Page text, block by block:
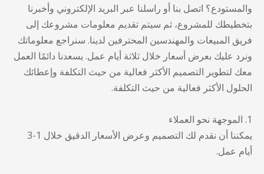
والمستودع؟ اتصل بنا أو راسلنا عبر البريد الإلكتروني وأخبرنا
بتخطيطك للمشروع، ثم سيتم تقديم معلومات مشروعك إلى
فريق المبيعات والمهندسين المحترفين لدينا. سنراجع معلوماتك
ونرد عليك بعرض أسعار خلال ثلاثة أيام عمل. يسعدنا دائمًا العمل
معك لتطوير التصميم الأكثر فعالية من حيث التكلفة وإعطائك
الحلول الأكثر فعالية من حيث التكلفة.
1. الموجهة نحو العملاء
يمكننا أن نقدم لك التصميم وعرض الأسعار الدقيق خلال 1-3
أيام عمل.